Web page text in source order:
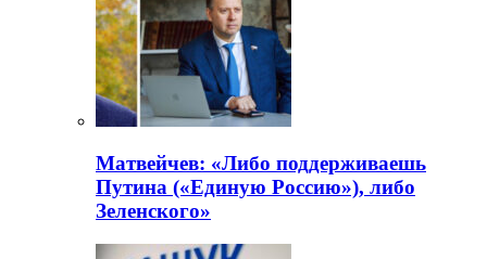
Матвейчев: «Либо поддерживаешь
Путина («Единую Россию»), либо
Зеленского»